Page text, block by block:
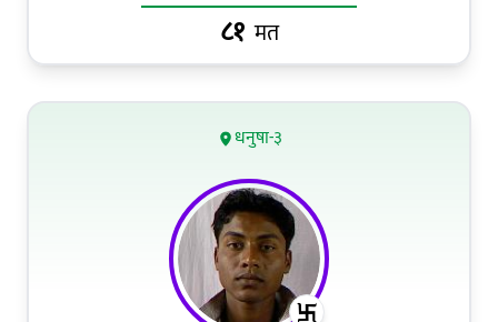
८१ मत
धनुषा-३